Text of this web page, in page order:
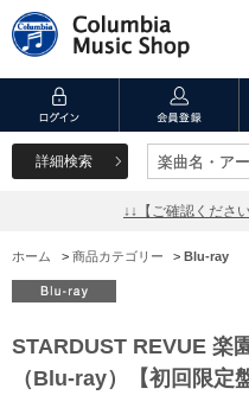
詳細検索 楽曲名・ア
楽曲名・ア
↓↓【ご確認くださ
ホーム > 商品カテゴリー > Blu-ray
STARDUST REVUE 楽
（Blu-ray）【初回限定